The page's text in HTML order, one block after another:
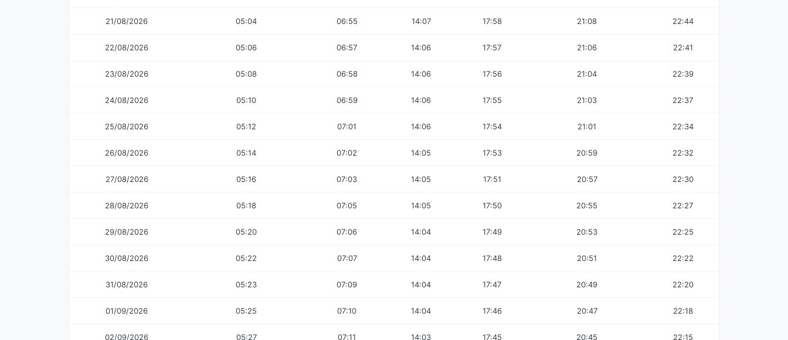
21/08/2026 05:04 06:55 14:07 17:58 21:08 22:44
22/08/2026 05:06 06:57 14:06 17:57 21:06 22:41
23/08/2026 05:08 06:58 14:06 17:56 21:04 22:39
24/08/2026 05:10 06:59 14:06 17:55 21:03 22:37
25/08/2026 05:12 07:01 14:06 17:54 21:01 22:34
26/08/2026 05:14 07:02 14:05 17:53 20:59 22:32
27/08/2026 05:16 07:03 14:05 17:51 20:57 22:30
28/08/2026 05:18 07:05 14:05 17:50 20:55 22:27
29/08/2026 05:20 07:06 14:04 17:49 20:53 22:25
30/08/2026 05:22 07:07 14:04 17:48 20:51 22:22
31/08/2026 05:23 07:09 14:04 17:47 20:49 22:20
01/09/2026 05:25 07:10 14:04 17:46 20:47 22:18
02/09/2026 05:27 07:11 14:03 17:45 20:45 22:15